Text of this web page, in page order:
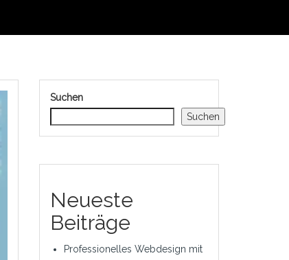
Suchen
Suchen
Neueste
Beiträge
Professionelles Webdesign mit